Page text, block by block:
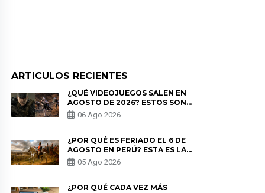
ARTICULOS RECIENTES
¿QUÉ VIDEOJUEGOS SALEN EN
AGOSTO DE 2026? ESTOS SON
LOS ESTRENOS MÁS ESPERADOS
06 Ago 2026
¿POR QUÉ ES FERIADO EL 6 DE
AGOSTO EN PERÚ? ESTA ES LA
HISTORIA
05 Ago 2026
¿POR QUÉ CADA VEZ MÁS